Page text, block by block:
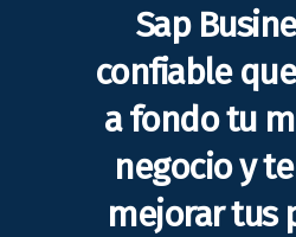
Sap
confiable
a fondo tu
negocio y
mejorar tus